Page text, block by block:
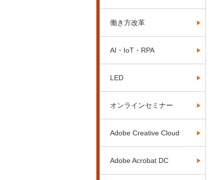
働き方改革
AI・IoT・RPA
LED
オンラインセミナー
Adobe Creative Cloud
Adobe Acrobat DC